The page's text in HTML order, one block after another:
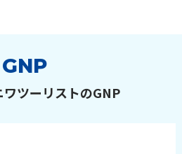
GNP
ツーリストのGNP